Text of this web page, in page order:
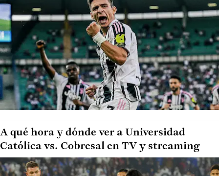
A qué hora y dónde ver a Universidad
Católica vs. Cobresal en TV y streaming